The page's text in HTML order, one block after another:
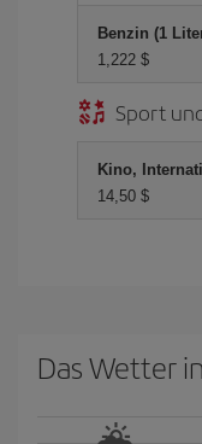
Benzin (1
1,222 $
Sport
Kino,
14,50 $
Das Wetter